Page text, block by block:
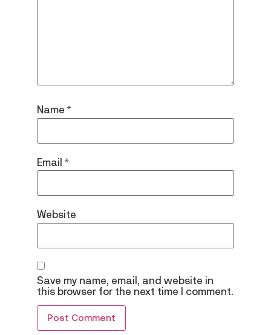
Name*
Email*
Website
Save my name, email, and website in
this browser for the next time I comment.